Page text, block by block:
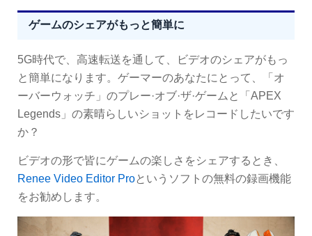
ゲームのシェアがもっと簡単に
5G時代で、高速転送を通して、ビデオのシェアがもっ
と簡単になります。ゲーマーのあなたにとって、「オ
ーバーウォッチ」のプレー·オブ·ザ·ゲームと「APEX
Legends」の素晴らしいショットをレコードしたいです
か？
ビデオの形で皆にゲームの楽しさをシェアするとき、
Renee Video Editor Proというソフトの無料の録画機能
をお勧めします。